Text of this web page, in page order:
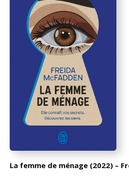
La femme de ménage (2022) –